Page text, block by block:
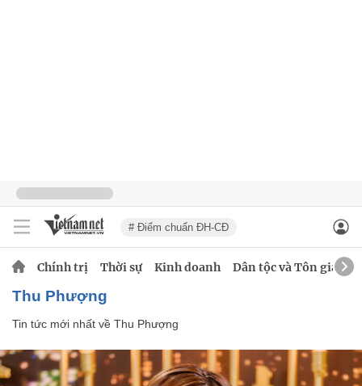
# Điểm chuẩn ĐH-CĐ
Chính trị Thời sự Kinh doanh Dân tộc và Tôn giáo
Thu Phượng
Tin tức mới nhất về Thu Phượng